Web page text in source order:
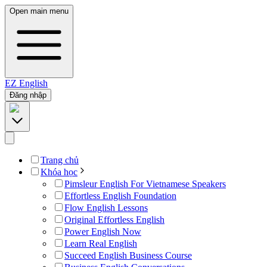
Open main menu
EZ English
Đăng nhập
Trang chủ
Khóa học
Pimsleur English For Vietnamese Speakers
Effortless English Foundation
Flow English Lessons
Original Effortless English
Power English Now
Learn Real English
Succeed English Business Course